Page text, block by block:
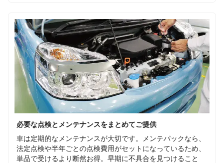
必要な点検とメンテナンスをまとめてご提供
車は定期的なメンテナンスが大切です。メンテパックなら、
法定点検や半年ごとの点検費用がセットになっているため、
単品で受けるより断然お得。早期に不具合を見つけること